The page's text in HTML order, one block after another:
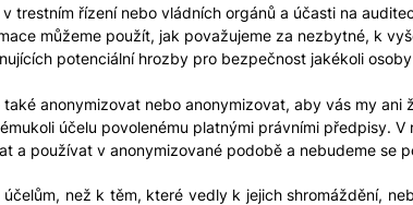
trestním řízení nebo vládních orgánů a účasti na
můžeme použít, jak považujeme za nezbytné, k
potenciální hrozby pro bezpečnost jakékoli
anonymizovat nebo anonymizovat, aby vás my
účelu povolenému platnými právními předpisy.
a používat v anonymizované podobě a nebudeme se
než k těm, které vedly k jejich shromáždění,